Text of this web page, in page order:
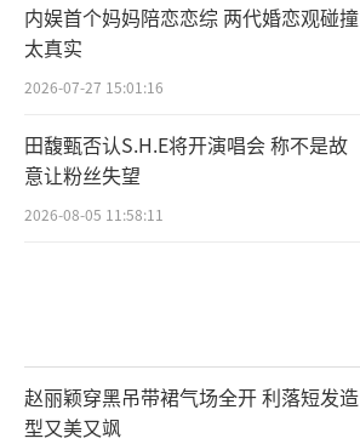
内娱首个妈妈陪恋恋综 两代婚恋观碰撞
太真实
2026-07-27 15:01:16
田馥甄否认S.H.E将开演唱会 称不是故
意让粉丝失望
2026-08-05 11:58:11
赵丽颖穿黑吊带裙气场全开 利落短发造
型又美又飒